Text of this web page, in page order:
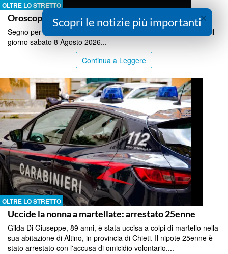
OLTRE LO STRETTO
Oroscopo sabato 8 Agosto 2026
Segno per segno le previsioni dell'oroscopo di Lucia Arena per il
giorno sabato 8 Agosto 2026...
Continua a Leggere
OLTRE LO STRETTO
Uccide la nonna a martellate: arrestato 25enne
Gilda Di Giuseppe, 89 anni, è stata uccisa a colpi di martello nella
sua abitazione di Altino, in provincia di Chieti. Il nipote 25enne è
stato arrestato con l'accusa di omicidio volontario....
×
Scopri le notizie più importanti